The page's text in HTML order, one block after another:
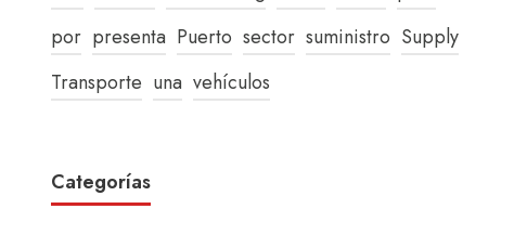
por presenta Puerto sector suministro Supply
Transporte una vehículos
Categorías